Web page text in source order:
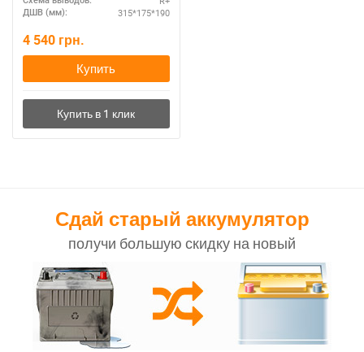
ДШВ (мм): 315*175*190
4 540 грн.
Купить
Сдай старый аккумулятор
получи большую скидку на новый